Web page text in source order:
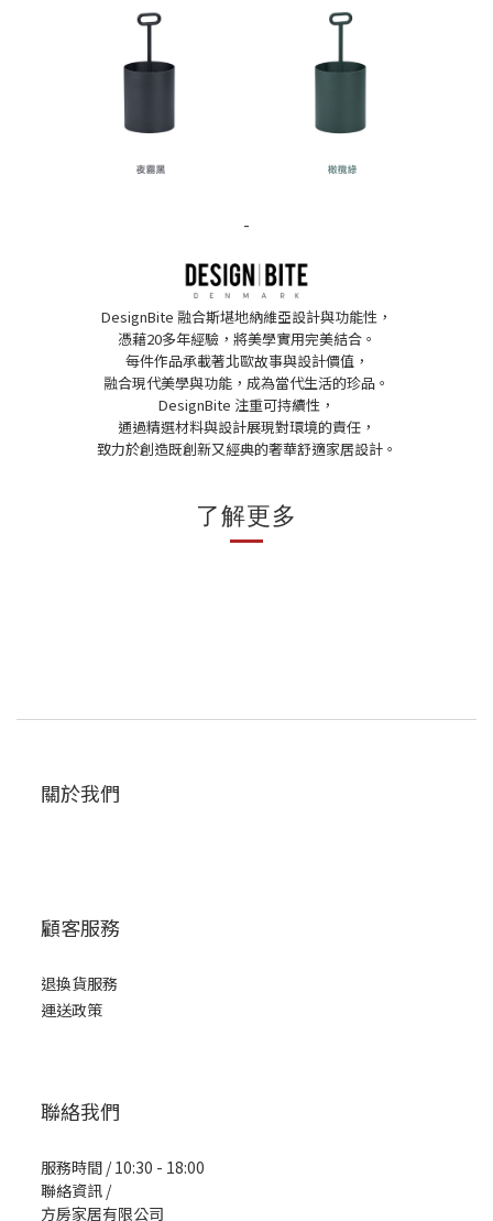
-
DesignBite 融合斯堪地納維亞設計與功能性，
憑藉20多年經驗，將美學實用完美結合。
每件作品承載著北歐故事與設計價值，
融合現代美學與功能，成為當代生活的珍品。
DesignBite 注重可持續性，
通過精選材料與設計展現對環境的責任，
致力於創造既創新又經典的奢華舒適家居設計。
了解更多
關於我們
顧客服務
退換貨服務
運送政策
聯絡我們
服務時間 / 10:30 - 18:00
聯絡資訊 /
方房家居有限公司